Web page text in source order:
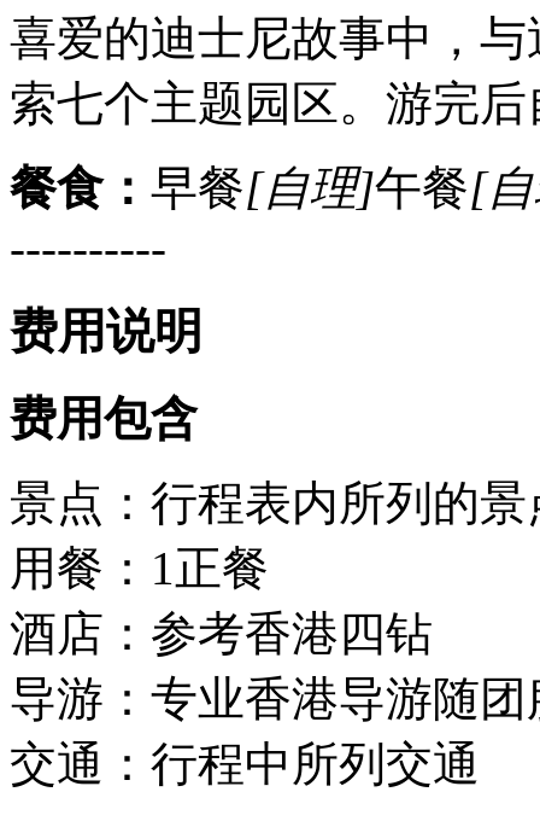
喜爱的迪士尼故事中，
索七个主题园区。游完
餐食： 早餐[自理]午餐[
----------
费用说明
费用包含
景点：行程表内所列的
用餐：1正餐
酒店：参考香港四钻
导游：专业香港导游随
交通：行程中所列交通